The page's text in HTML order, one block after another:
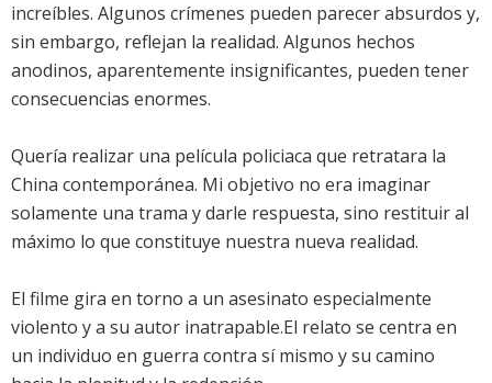
increíbles. Algunos crímenes pueden parecer absurdos y,
sin embargo, reflejan la realidad. Algunos hechos
anodinos, aparentemente insignificantes, pueden tener
consecuencias enormes.
Quería realizar una película policiaca que retratara la
China contemporánea. Mi objetivo no era imaginar
solamente una trama y darle respuesta, sino restituir al
máximo lo que constituye nuestra nueva realidad.
El filme gira en torno a un asesinato especialmente
violento y a su autor inatrapable.El relato se centra en
un individuo en guerra contra sí mismo y su camino